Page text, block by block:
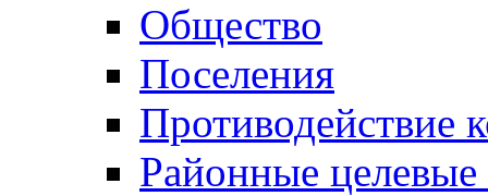
Общество
Поселения
Противодействие
Районные